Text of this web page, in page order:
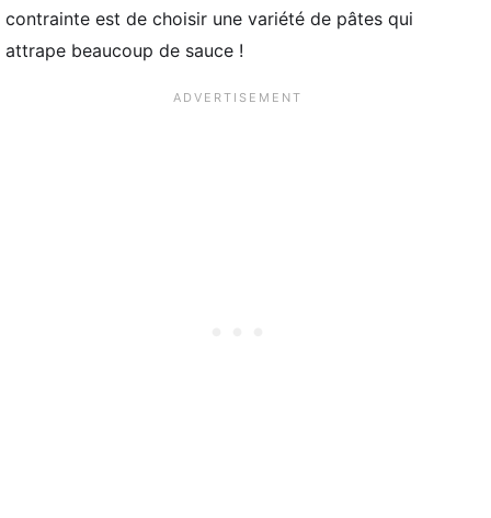
contrainte est de choisir une variété de pâtes qui
attrape beaucoup de sauce !